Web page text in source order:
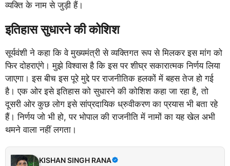
व्यक्ति के नाम से जुड़ी हैं।
इतिहास सुधारने की कोशिश
सूर्यवंशी ने कहा कि वे मुख्यमंत्री से व्यक्तिगत रूप से मिलकर इस मांग को
फिर दोहराएंगे। मुझे विश्वास है कि इस पर शीघ्र सकारात्मक निर्णय लिया
जाएगा। इस बीच इस पूरे मुद्दे पर राजनीतिक हलकों में बहस तेज हो गई
है। एक ओर इसे इतिहास को सुधारने की कोशिश कहा जा रहा है, तो
दूसरी ओर कुछ लोग इसे सांप्रदायिक ध्रुवीकरण का प्रयास भी बता रहे
हैं। निर्णय जो भी हो, पर भोपाल की राजनीति में नामों का यह खेल अभी
थमने वाला नहीं लगता।
KISHAN SINGH RANA